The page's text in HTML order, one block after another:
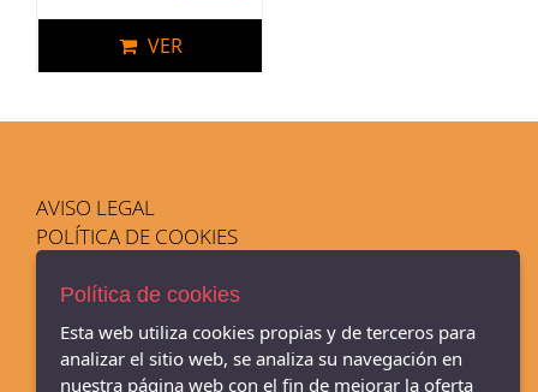
VER
AVISO LEGAL
POLÍTICA DE COOKIES
PAGO SEGURO
Política de cookies
Esta web utiliza cookies propias y de terceros para
analizar el sitio web, se analiza su navegación en
nuestra página web con el fin de mejorar la oferta